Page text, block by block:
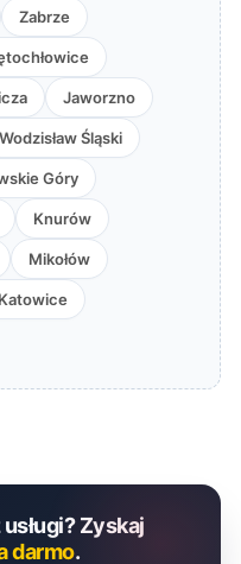
Zabrze
Jaworzno
Wodzisław Śląski
Góry
Knurów
Mikołów
Katowice
Zyskaj
darmo.